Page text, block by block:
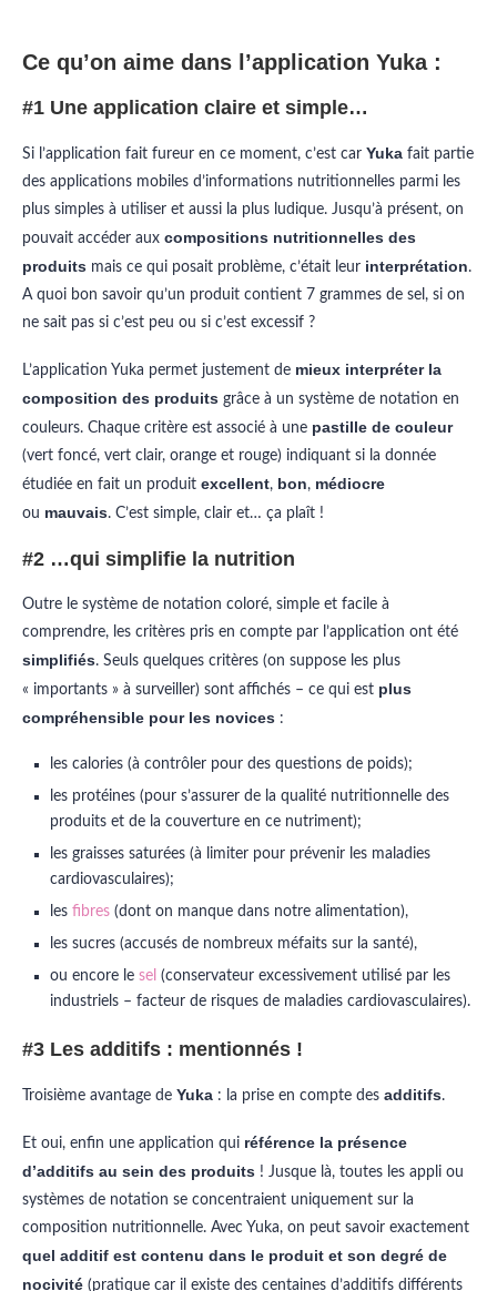
Ce qu’on aime dans l’application Yuka :
#1 Une application claire et simple…
Si l’application fait fureur en ce moment, c’est car Yuka fait partie
des applications mobiles d’informations nutritionnelles parmi les
plus simples à utiliser et aussi la plus ludique. Jusqu’à présent, on
pouvait accéder aux compositions nutritionnelles des
produits mais ce qui posait problème, c’était leur interprétation.
A quoi bon savoir qu’un produit contient 7 grammes de sel, si on
ne sait pas si c’est peu ou si c’est excessif ?
L’application Yuka permet justement de mieux interpréter la
composition des produits grâce à un système de notation en
couleurs. Chaque critère est associé à une pastille de couleur
(vert foncé, vert clair, orange et rouge) indiquant si la donnée
étudiée en fait un produit excellent, bon, médiocre
ou mauvais. C’est simple, clair et… ça plaît !
#2 …qui simplifie la nutrition
Outre le système de notation coloré, simple et facile à
comprendre, les critères pris en compte par l’application ont été
simplifiés. Seuls quelques critères (on suppose les plus
« importants » à surveiller) sont affichés – ce qui est plus
compréhensible pour les novices :
les calories (à contrôler pour des questions de poids);
les protéines (pour s’assurer de la qualité nutritionnelle des
produits et de la couverture en ce nutriment);
les graisses saturées (à limiter pour prévenir les maladies
cardiovasculaires);
les fibres (dont on manque dans notre alimentation),
les sucres (accusés de nombreux méfaits sur la santé),
ou encore le sel (conservateur excessivement utilisé par les
industriels – facteur de risques de maladies cardiovasculaires).
#3 Les additifs : mentionnés !
Troisième avantage de Yuka : la prise en compte des additifs.
Et oui, enfin une application qui référence la présence
d’additifs au sein des produits ! Jusque là, toutes les appli ou
systèmes de notation se concentraient uniquement sur la
composition nutritionnelle. Avec Yuka, on peut savoir exactement
quel additif est contenu dans le produit et son degré de
nocivité (pratique car il existe des centaines d’additifs différents